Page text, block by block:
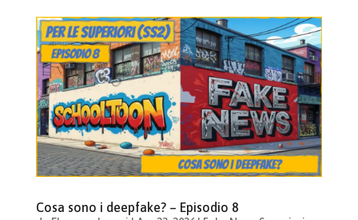
Cosa sono i deepfake? – Episodio 8